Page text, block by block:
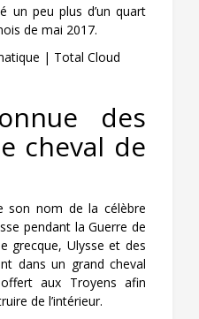
un peu plus d’un quart
de mai 2017.
des
cheval de
son nom de la célèbre
pendant la Guerre de
grecque, Ulysse et des
dans un grand cheval
aux Troyens afin
de l’intérieur.